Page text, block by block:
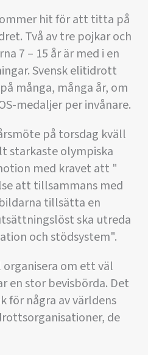
hit för att titta på
Två av tre pojkar och
7 – 15 år är med i en
Svensk elitidrott
många, många år, om
medaljer per invånare.
på torsdag kväll
starkaste olympiska
med kravet att "
att tillsammans med
tillsätta en
ska utreda
och stödsystem".
om ett väl
en stor bevisbörda. Det
för några av världens
de